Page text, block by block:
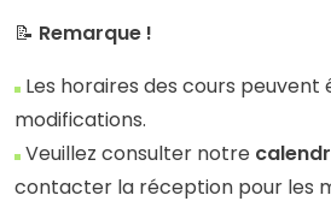
📝 Remarque !
Les horaires des cours peuvent
modifications.
Veuillez consulter notre
contacter la réception pour les